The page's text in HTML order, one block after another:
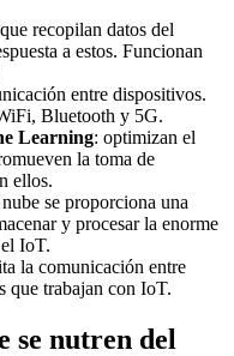
recopilan datos del
a estos. Funcionan
entre dispositivos.
Bluetooth y 5G.
Learning: optimizan el
la toma de
ellos.
se proporciona una
y procesar la enorme
IoT.
la comunicación entre
que trabajan con IoT.
se nutren del